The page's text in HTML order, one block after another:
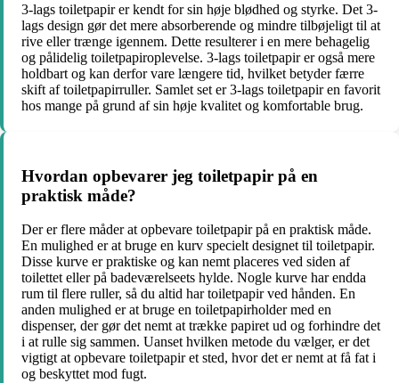
3-lags toiletpapir er kendt for sin høje blødhed og styrke. Det 3-
lags design gør det mere absorberende og mindre tilbøjeligt til at
rive eller trænge igennem. Dette resulterer i en mere behagelig
og pålidelig toiletpapiroplevelse. 3-lags toiletpapir er også mere
holdbart og kan derfor vare længere tid, hvilket betyder færre
skift af toiletpapirruller. Samlet set er 3-lags toiletpapir en favorit
hos mange på grund af sin høje kvalitet og komfortable brug.
Hvordan opbevarer jeg toiletpapir på en
praktisk måde?
Der er flere måder at opbevare toiletpapir på en praktisk måde.
En mulighed er at bruge en kurv specielt designet til toiletpapir.
Disse kurve er praktiske og kan nemt placeres ved siden af
toilettet eller på badeværelseets hylde. Nogle kurve har endda
rum til flere ruller, så du altid har toiletpapir ved hånden. En
anden mulighed er at bruge en toiletpapirholder med en
dispenser, der gør det nemt at trække papiret ud og forhindre det
i at rulle sig sammen. Uanset hvilken metode du vælger, er det
vigtigt at opbevare toiletpapir et sted, hvor det er nemt at få fat i
og beskyttet mod fugt.